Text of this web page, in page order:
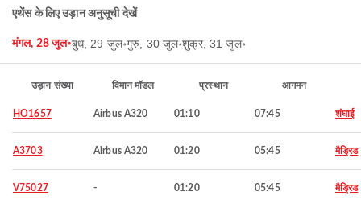
एथेंस के लिए उड़ान अनुसूची देखें
मंगल, 28 जुल॰बुध, 29 जुल॰गुरु, 30 जुल॰शुक्र, 31 जुल॰
उड़ान संख्या विमान मॉडल प्रस्थान आगमन
HO1657 Airbus A320 01:10 07:45 शंघाई
A3703 Airbus A320 01:20 05:45 मैड्रिड
V75027 - 01:20 05:45 मैड्रिड